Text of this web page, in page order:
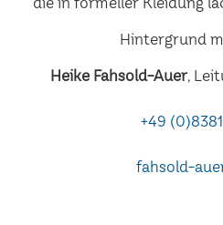
Heike Fahsold-Auer,
+49
fahsold-